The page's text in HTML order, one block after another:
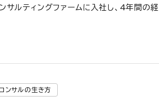
サルティングファームに入社し、4年間の
ンサルの生き方